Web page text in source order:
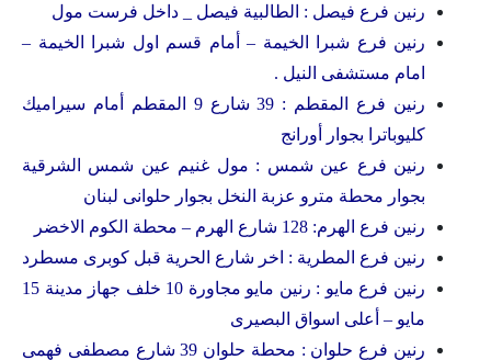
رنين فرع فيصل : الطالبية فيصل _ داخل فرست مول
رنين فرع شبرا الخيمة – أمام قسم اول شبرا الخيمة –
امام مستشفى النيل .
رنين فرع المقطم : 39 شارع 9 المقطم أمام سيراميك
كليوباترا بجوار أورانج
رنين فرع عين شمس : مول غنيم عين شمس الشرقية
بجوار محطة مترو عزبة النخل بجوار حلوانى لبنان
رنين فرع الهرم: 128 شارع الهرم – محطة الكوم الاخضر
رنين فرع المطرية : اخر شارع الحرية قبل كوبرى مسطرد
رنين فرع مايو : رنين مايو مجاورة 10 خلف جهاز مدينة 15
مايو – أعلى اسواق البصيرى
رنين فرع حلوان : محطة حلوان 39 شارع مصطفى فهمى